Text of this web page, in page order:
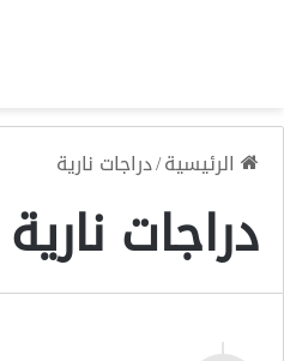
الرئيسية/دراجات نارية
دراجات نارية